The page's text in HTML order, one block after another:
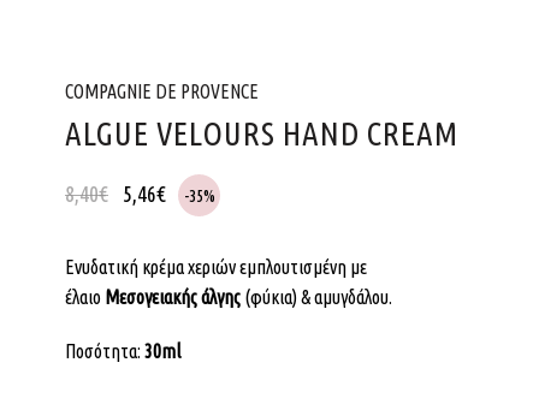
COMPAGNIE DE PROVENCE
ALGUE VELOURS HAND CREAM
8,40€ 5,46€ -35%
Ενυδατική κρέμα χεριών εμπλουτισμένη με
έλαιο Μεσογειακής άλγης (φύκια) & αμυγδάλου.
Ποσότητα: 30ml